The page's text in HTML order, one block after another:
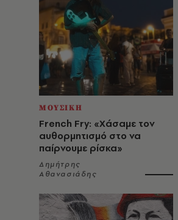
ΜΟΥΣΙΚΗ
French Fry: «Χάσαμε τον
αυθορμητισμό στο να
παίρνουμε ρίσκα»
Δημήτρης
Αθανασιάδης